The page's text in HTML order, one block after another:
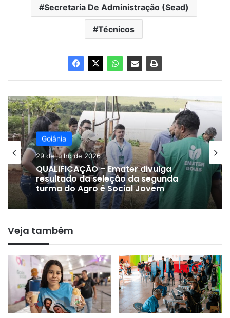
Secretaria De Administração (Sead)
Técnicos
Goiânia
29 de julho de 2026
QUALIFICAÇÃO – Emater divulga
resultado da seleção da segunda
turma do Agro é Social Jovem
Veja também